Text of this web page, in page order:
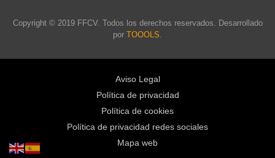
Copyright © 2019 FFCV. Todos los derechos reservados. Desarrollado
por TOOOLS
Aviso Legal
Política de privacidad
Política de cookies
Política de privacidad redes sociales
Mapa web